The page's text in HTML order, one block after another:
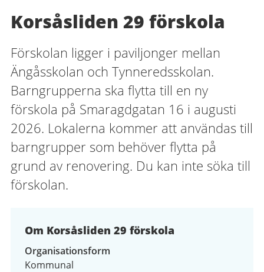
Korsåsliden 29 förskola
Förskolan ligger i paviljonger mellan
Ängåsskolan och Tynneredsskolan.
Barngrupperna ska flytta till en ny
förskola på Smaragdgatan 16 i augusti
2026. Lokalerna kommer att användas till
barngrupper som behöver flytta på
grund av renovering. Du kan inte söka till
förskolan.
Om Korsåsliden 29 förskola
Organisationsform
Kommunal